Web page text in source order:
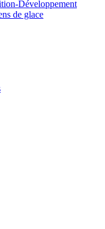
Développement
de glace